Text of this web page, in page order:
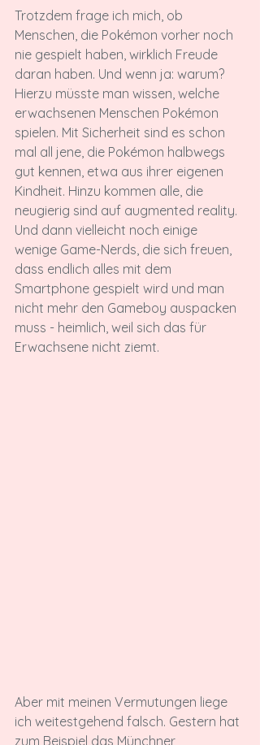
Trotzdem frage ich mich, ob
Menschen, die Pokémon vorher noch
nie gespielt haben, wirklich Freude
daran haben. Und wenn ja: warum?
Hierzu müsste man wissen, welche
erwachsenen Menschen Pokémon
spielen. Mit Sicherheit sind es schon
mal all jene, die Pokémon halbwegs
gut kennen, etwa aus ihrer eigenen
Kindheit. Hinzu kommen alle, die
neugierig sind auf augmented reality.
Und dann vielleicht noch einige
wenige Game-Nerds, die sich freuen,
dass endlich alles mit dem
Smartphone gespielt wird und man
nicht mehr den Gameboy auspacken
muss - heimlich, weil sich das für
Erwachsene nicht ziemt.
Aber mit meinen Vermutungen liege
ich weitestgehend falsch. Gestern hat
zum Beispiel das Münchner